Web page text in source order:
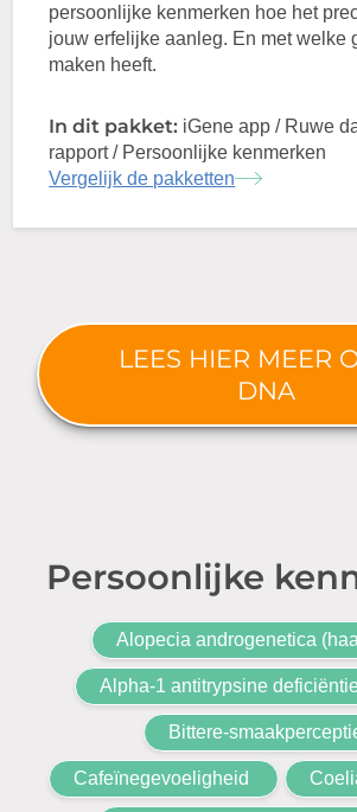
persoonlijke kenmerken hoe het
jouw erfelijke aanleg. En met welke
maken heeft.
In dit pakket: iGene app / Ruwe
rapport / Persoonlijke kenmerken
Vergelijk de pakketten
LEES HIER MEER
DNA
Persoonlijke
Alopecia androgenetica
Alpha-1 antitrypsine
Bittere-
Cafeïnegevoeligheid